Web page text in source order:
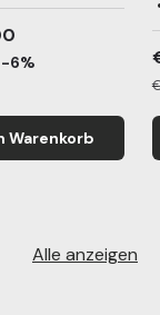
-6%
Warenkorb
Alle anzeigen